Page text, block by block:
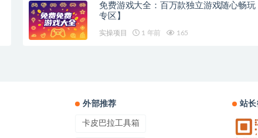
免费游戏大全：百万款独立游戏随心畅玩
专区】
实操项目 1 年前 165
外部推荐
卡皮巴拉工具箱
站